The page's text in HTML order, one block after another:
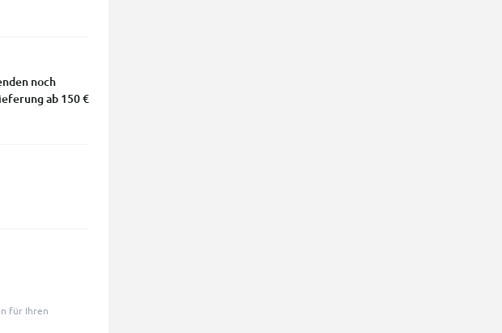
noch
ab 150 €
für Ihren